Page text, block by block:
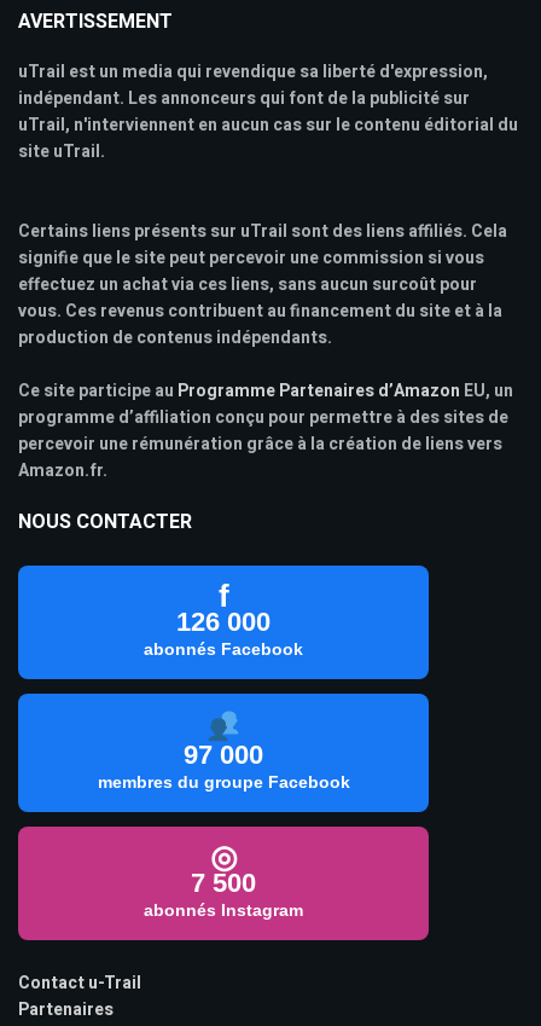
AVERTISSEMENT
uTrail est un media qui revendique sa liberté d'expression,
indépendant. Les annonceurs qui font de la publicité sur
uTrail, n'interviennent en aucun cas sur le contenu éditorial du
site uTrail.
Certains liens présents sur uTrail sont des liens affiliés. Cela
signifie que le site peut percevoir une commission si vous
effectuez un achat via ces liens, sans aucun surcoût pour
vous. Ces revenus contribuent au financement du site et à la
production de contenus indépendants.
Ce site participe au Programme Partenaires d’Amazon EU, un
programme d’affiliation conçu pour permettre à des sites de
percevoir une rémunération grâce à la création de liens vers
Amazon.fr.
NOUS CONTACTER
f
126 000
abonnés Facebook
97 000
membres du groupe Facebook
◎
7 500
abonnés Instagram
Contact u-Trail
Partenaires